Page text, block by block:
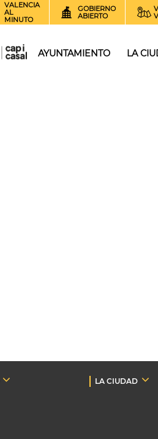
VALENCIA
AL
MINUTO
GOBIERNO
ABIERTO
AYUNTAMIENTO LA
LA CIUDAD